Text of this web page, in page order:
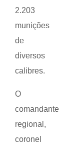
2.203
munições
de
diversos
calibres.
O
comandante
regional,
coronel